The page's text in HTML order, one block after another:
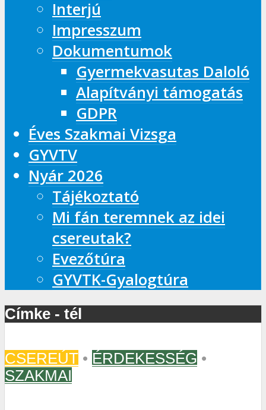
Interjú
Impresszum
Dokumentumok
Gyermekvasutas Daloló
Alapítványi támogatás
GDPR
Éves Szakmai Vizsga
GYVTV
Nyár 2026
Tájékoztató
Mi fán teremnek az idei
csereutak?
Evezőtúra
GYVTK-Gyalogtúra
Címke - tél
CSEREÚT • ÉRDEKESSÉG •
SZAKMAI